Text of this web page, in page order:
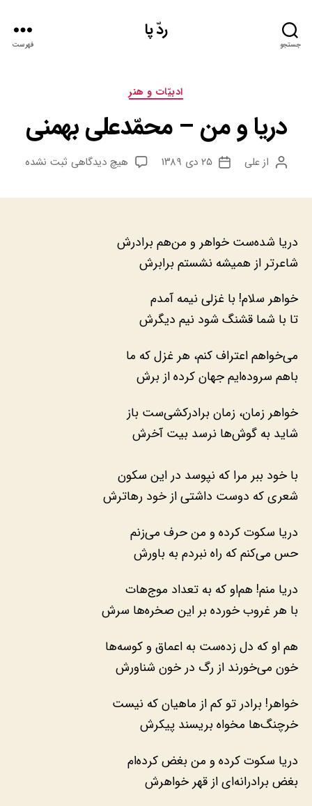
جستجو
ردّ پا
فهرست
دسته‌ها
ادبيّات و هنر
دریا و من – محمّدعلی بهمنی
نویسنده
ازعلی
تاریخ
۲۵ دی ۱۳۸۹ هیچ دیدگاهی برای
ثبت نشده
دریا شده‌ست خواهر و من‌هم برادرش
شاعرتر از همیشه نشستم برابرش
خواهر سلام! با غزلی نیمه ‌آمدم
تا با شما قشنگ شود نیم دیگرش
می‌خواهم اعتراف کنم، هر غزل که ما
باهم سروده‌ایم جهان کرده از برش
خواهر زمان، زمان برادرکشی‌ست باز‌
شاید به گوش‌ها نرسد بیت آخرش
با خود ببر مرا که نپوسد در این سکون
شعری که دوست داشتی از خود رهاترش
دریا سکوت کرده و من حرف می‌زنم
حس می‌کنم که راه نبردم به باورش
دریا منم! هم‌او که به تعداد موج‌هات
با هر غروب خورده بر این صخره‌ها سرش
هم او که دل زده‌ست به اعماق و کوسه‌ها
خون می‌خورند از رگ در خون شناورش
خواهر! برادر تو کم از ماهیان که نیست
خرچنگ‌ها مخواه بریسند پیکرش
دریا سکوت کرده و من بغض کرده‌ام
بغض برادرانه‌ای از قهر خواهرش